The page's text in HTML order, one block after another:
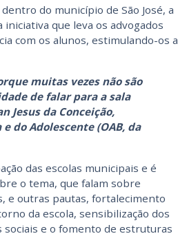
do município de São José, a
que leva os advogados
com os alunos, estimulando-os a
muitas vezes não são
de falar para a sala
Jesus da Conceição,
do Adolescente (OAB, da
das escolas municipais e é
o tema, que falam sobre
e outras pautas, fortalecimento
da escola, sensibilização dos
sociais e o fomento de estruturas